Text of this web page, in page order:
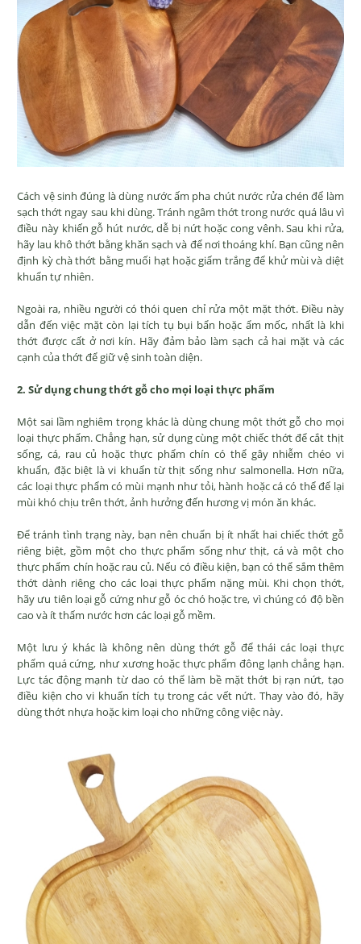
Cách vệ sinh đúng là dùng nước ấm pha chút nước rửa chén để làm
sạch thớt ngay sau khi dùng. Tránh ngâm thớt trong nước quá lâu vì
điều này khiến gỗ hút nước, dễ bị nứt hoặc cong vênh. Sau khi rửa,
hãy lau khô thớt bằng khăn sạch và để nơi thoáng khí. Bạn cũng nên
định kỳ chà thớt bằng muối hạt hoặc giấm trắng để khử mùi và diệt
khuẩn tự nhiên.
Ngoài ra, nhiều người có thói quen chỉ rửa một mặt thớt. Điều này
dẫn đến việc mặt còn lại tích tụ bụi bẩn hoặc ẩm mốc, nhất là khi
thớt được cất ở nơi kín. Hãy đảm bảo làm sạch cả hai mặt và các
cạnh của thớt để giữ vệ sinh toàn diện.
2. Sử dụng chung thớt gỗ cho mọi loại thực phẩm
Một sai lầm nghiêm trọng khác là dùng chung một thớt gỗ cho mọi
loại thực phẩm. Chẳng hạn, sử dụng cùng một chiếc thớt để cắt thịt
sống, cá, rau củ hoặc thực phẩm chín có thể gây nhiễm chéo vi
khuẩn, đặc biệt là vi khuẩn từ thịt sống như salmonella. Hơn nữa,
các loại thực phẩm có mùi mạnh như tỏi, hành hoặc cá có thể để lại
mùi khó chịu trên thớt, ảnh hưởng đến hương vị món ăn khác.
Để tránh tình trạng này, bạn nên chuẩn bị ít nhất hai chiếc thớt gỗ
riêng biệt, gồm một cho thực phẩm sống như thịt, cá và một cho
thực phẩm chín hoặc rau củ. Nếu có điều kiện, bạn có thể sắm thêm
thớt dành riêng cho các loại thực phẩm nặng mùi. Khi chọn thớt,
hãy ưu tiên loại gỗ cứng như gỗ óc chó hoặc tre, vì chúng có độ bền
cao và ít thấm nước hơn các loại gỗ mềm.
Một lưu ý khác là không nên dùng thớt gỗ để thái các loại thực
phẩm quá cứng, như xương hoặc thực phẩm đông lạnh chẳng hạn.
Lực tác động mạnh từ dao có thể làm bề mặt thớt bị rạn nứt, tạo
điều kiện cho vi khuẩn tích tụ trong các vết nứt. Thay vào đó, hãy
dùng thớt nhựa hoặc kim loại cho những công việc này.